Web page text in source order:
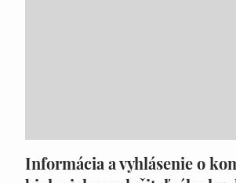
Informácia a vyhlásenie o